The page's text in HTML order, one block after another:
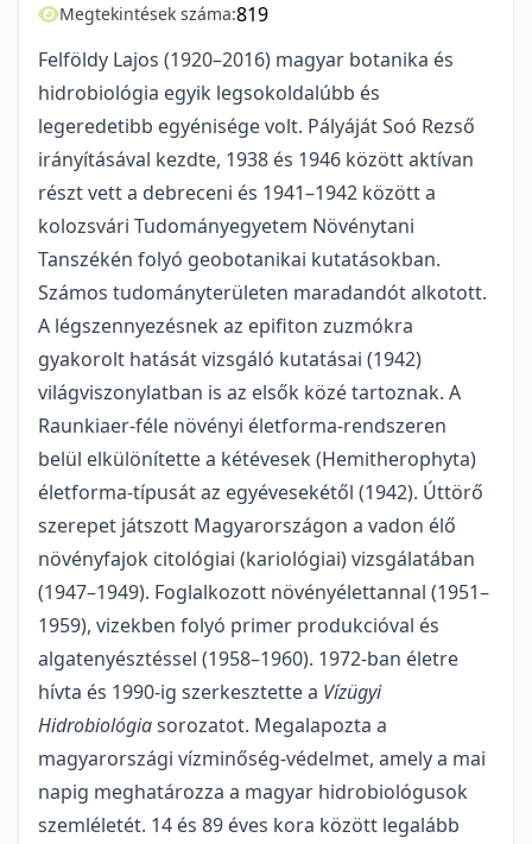
Megtekintések száma:819
Felföldy Lajos (1920–2016) magyar botanika és
hidrobiológia egyik legsokoldalúbb és
legeredetibb egyénisége volt. Pályáját Soó Rezső
irányításával kezdte, 1938 és 1946 között aktívan
részt vett a debreceni és 1941–1942 között a
kolozsvári Tudományegyetem Növénytani
Tanszékén folyó geobotanikai kutatásokban.
Számos tudományterületen maradandót alkotott.
A légszennyezésnek az epifiton zuzmókra
gyakorolt hatását vizsgáló kutatásai (1942)
világviszonylatban is az elsők közé tartoznak. A
Raunkiaer-féle növényi életforma-rendszeren
belül elkülönítette a kétévesek (Hemitherophyta)
életforma-típusát az egyévesekétől (1942). Úttörő
szerepet játszott Magyarországon a vadon élő
növényfajok citológiai (kariológiai) vizsgálatában
(1947–1949). Foglalkozott növényélettannal (1951–
1959), vizekben folyó primer produkcióval és
algatenyésztéssel (1958–1960). 1972-ban életre
hívta és 1990-ig szerkesztette a Vízügyi
Hidrobiológiasorozatot. Megalapozta a
magyarországi vízminőség-védelmet, amely a mai
napig meghatározza a magyar hidrobiológusok
szemléletét. 14 és 89 éves kora között legalább